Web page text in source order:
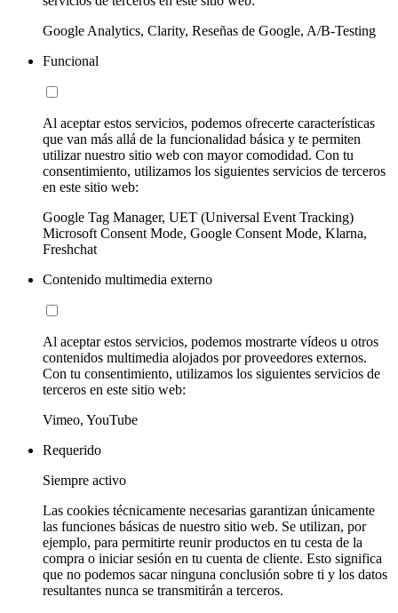
Google Analytics, Clarity, Reseñas de Google, A/B-Testing
Funcional
Al aceptar estos servicios, podemos ofrecerte características
que van más allá de la funcionalidad básica y te permiten
utilizar nuestro sitio web con mayor comodidad. Con tu
consentimiento, utilizamos los siguientes servicios de terceros
en este sitio web:
Google Tag Manager, UET (Universal Event Tracking)
Microsoft Consent Mode, Google Consent Mode, Klarna,
Freshchat
Contenido multimedia externo
Al aceptar estos servicios, podemos mostrarte vídeos u otros
contenidos multimedia alojados por proveedores externos.
Con tu consentimiento, utilizamos los siguientes servicios de
terceros en este sitio web:
Vimeo, YouTube
Requerido
Siempre activo
Las cookies técnicamente necesarias garantizan únicamente
las funciones básicas de nuestro sitio web. Se utilizan, por
ejemplo, para permitirte reunir productos en tu cesta de la
compra o iniciar sesión en tu cuenta de cliente. Esto significa
que no podemos sacar ninguna conclusión sobre ti y los datos
resultantes nunca se transmitirán a terceros.